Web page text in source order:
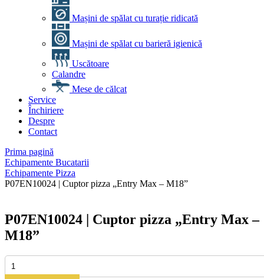
Mașini de spălat cu turație ridicată
Mașini de spălat cu barieră igienică
Uscătoare
Calandre
Mese de călcat
Service
Închiriere
Despre
Contact
Prima pagină
Echipamente Bucatarii
Echipamente Pizza
P07EN10024 | Cuptor pizza „Entry Max – M18”
P07EN10024 | Cuptor pizza „Entry Max –
M18”
Cantitate
P07EN10024